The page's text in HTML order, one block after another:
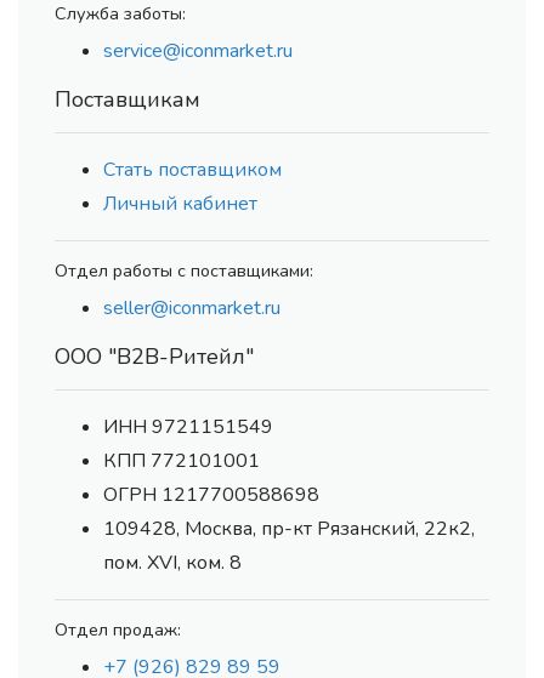
Служба заботы:
service@iconmarket.ru
Поставщикам
Стать поставщиком
Личный кабинет
Отдел работы с поставщиками:
seller@iconmarket.ru
ООО "В2В-Ритейл"
ИНН 9721151549
КПП 772101001
ОГРН 1217700588698
109428, Москва, пр-кт Рязанский, 22к2,
пом. XVI, ком. 8
Отдел продаж:
+7 (926) 829 89 59